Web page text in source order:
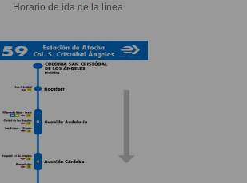
Horario de ida de la línea